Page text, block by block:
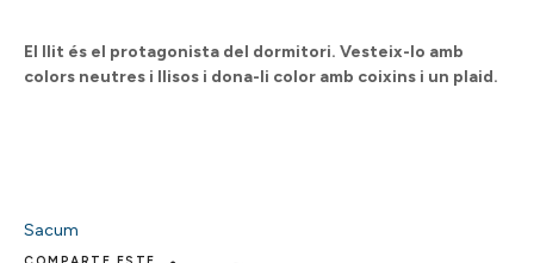
El llit és el protagonista del dormitori. Vesteix-lo amb
colors neutres i llisos i dona-li color amb coixins i un plaid.
Sacum